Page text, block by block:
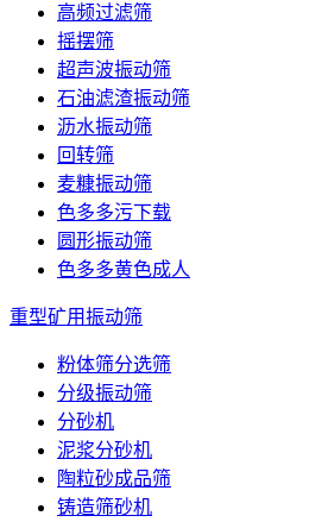
高频过滤筛
摇摆筛
超声波振动筛
石油滤渣振动筛
沥水振动筛
回转筛
麦糠振动筛
色多多污下载
圆形振动筛
色多多黄色成人
重型矿用振动筛
粉体筛分选筛
分级振动筛
分砂机
泥浆分砂机
陶粒砂成品筛
铸造筛砂机